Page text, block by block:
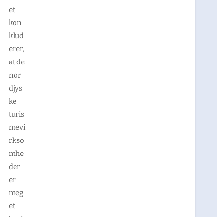
et
kon
klud
erer,
at de
nor
djys
ke
turis
mevi
rkso
mhe
der
er
meg
et